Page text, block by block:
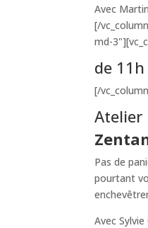
Avec
[/
md-
de
[/
Atelier
Pas de
pourtant
Avec